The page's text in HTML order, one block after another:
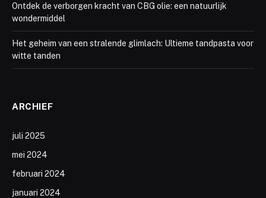
Ontdek de verborgen kracht van CBG olie: een natuurlijk
wondermiddel
Het geheim van een stralende glimlach: Ultieme tandpasta voor
witte tanden
ARCHIEF
juli 2025
mei 2024
februari 2024
januari 2024